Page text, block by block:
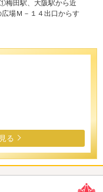
梅田駅、大阪駅から近
Ｍ－１４出口からす
る